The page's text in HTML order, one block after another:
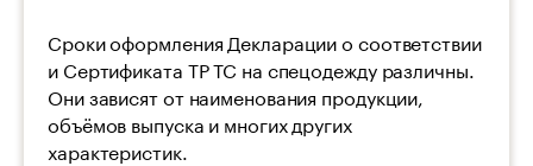
Сроки оформления Декларации о соответствии
и Сертификата ТР ТС на спецодежду различны.
Они зависят от наименования продукции,
объёмов выпуска и многих других
характеристик.